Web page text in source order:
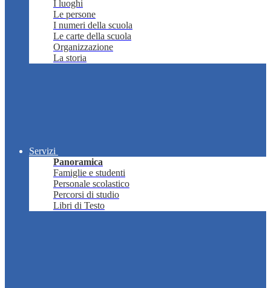
I luoghi
Le persone
I numeri della scuola
Le carte della scuola
Organizzazione
La storia
Servizi
Panoramica
Famiglie e studenti
Personale scolastico
Percorsi di studio
Libri di Testo